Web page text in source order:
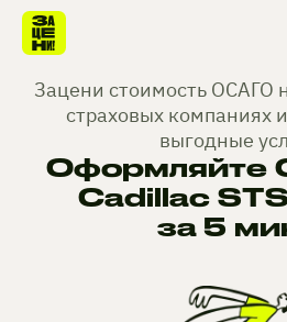
Зацени стоимость ОСАГО
страховых компаниях
выгодные
Оформляйте
Cadillac
за 5